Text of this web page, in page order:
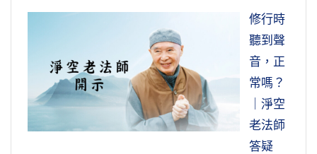
修行時
聽到聲
音，正
常嗎？
｜淨空
老法師
答疑